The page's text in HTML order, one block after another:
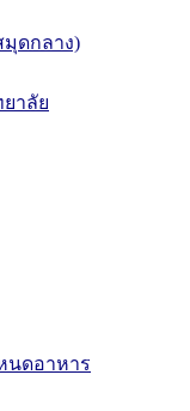
ดกลาง)
าลัย
นดอาหาร